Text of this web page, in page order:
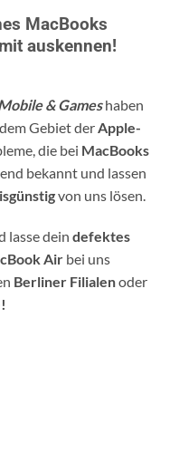
MacBooks
auskennen!
& Gameshaben
Gebiet der Apple-
die bei MacBooks
bekannt und lassen
von uns lösen.
lasse dein defektes
Air bei uns
Berliner Filialenoder